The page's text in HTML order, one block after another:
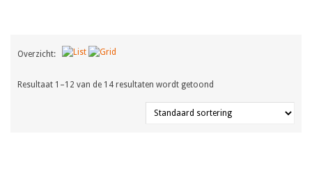
Overzicht:
Resultaat 1–12 van de 14 resultaten wordt getoond